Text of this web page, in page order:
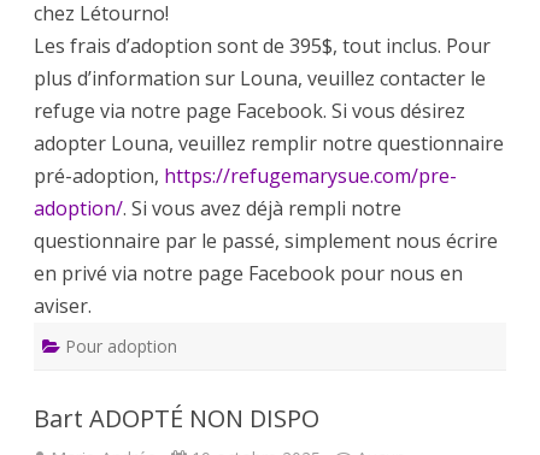
chez Létourno!
Les frais d’adoption sont de 395$, tout inclus. Pour
plus d’information sur Louna, veuillez contacter le
refuge via notre page Facebook. Si vous désirez
adopter Louna, veuillez remplir notre questionnaire
pré-adoption, https://refugemarysue.com/pre-
adoption/. Si vous avez déjà rempli notre
questionnaire par le passé, simplement nous écrire
en privé via notre page Facebook pour nous en
aviser.
Pour adoption
Bart ADOPTÉ NON DISPO